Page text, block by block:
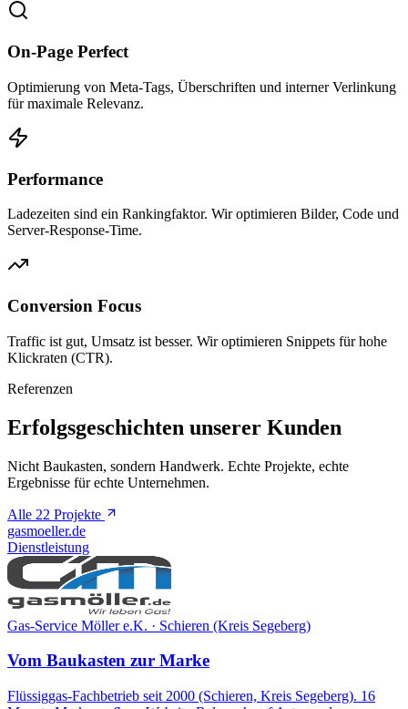
On-Page Perfect
Optimierung von Meta-Tags, Überschriften und interner Verlinkung
für maximale Relevanz.
Performance
Ladezeiten sind ein Rankingfaktor. Wir optimieren Bilder, Code und
Server-Response-Time.
Conversion Focus
Traffic ist gut, Umsatz ist besser. Wir optimieren Snippets für hohe
Klickraten (CTR).
Referenzen
Erfolgsgeschichten unserer Kunden
Nicht Baukasten, sondern Handwerk. Echte Projekte, echte
Ergebnisse für echte Unternehmen.
Alle 22 Projekte
gasmoeller.de
Dienstleistung
Gas-Service Möller e.K. · Schieren (Kreis Segeberg)
Vom Baukasten zur Marke
Flüssiggas-Fachbetrieb seit 2000 (Schieren, Kreis Segeberg). 16